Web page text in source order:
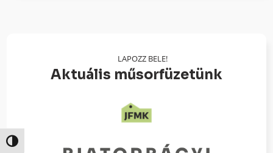
Nagy kontraszt váltása
LAPOZZ BELE!
Aktuális műsorfüzetünk